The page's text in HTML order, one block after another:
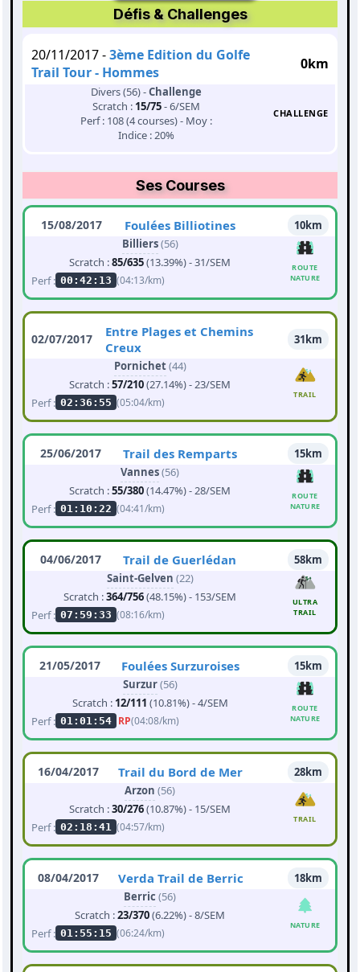
Défis & Challenges
20/11/2017 -3ème Edition du Golfe
Trail Tour - Hommes
0km
Divers (56) -Challenge
Scratch : 15/75- 6/SEM
Perf : 108 (4 courses) - Moy :
Indice : 20%
CHALLENGE
Ses Courses
15/08/2017 Foulées Billiotines
10km
Billiers(56)
Scratch :85/635(13.39%) - 31/SEM
Perf : 00:42:13 (04:13/km)
ROUTE
NATURE
02/07/2017
Entre Plages et Chemins
Creux
31km
Pornichet(44)
Scratch :57/210(27.14%) - 23/SEM
Perf : 02:36:55 (05:04/km)
TRAIL
25/06/2017 Trail des Remparts
15km
Vannes(56)
Scratch :55/380(14.47%) - 28/SEM
Perf : 01:10:22 (04:41/km)
ROUTE
NATURE
04/06/2017 Trail de Guerlédan
58km
Saint-Gelven (22)
Scratch :364/756(48.15%) - 153/SEM
Perf : 07:59:33 (08:16/km)
ULTRA
TRAIL
21/05/2017 Foulées Surzuroises
15km
Surzur(56)
Scratch : 12/111 (10.81%) - 4/SEM
Perf : 01:01:54 RP(04:08/km)
ROUTE
NATURE
16/04/2017 Trail du Bord de Mer
28km
Arzon (56)
Scratch :30/276(10.87%) - 15/SEM
Perf : 02:18:41 (04:57/km)
TRAIL
08/04/2017 Verda Trail de Berric
18km
Berric (56)
Scratch :23/370(6.22%) - 8/SEM
Perf : 01:55:15 (06:24/km)
NATURE